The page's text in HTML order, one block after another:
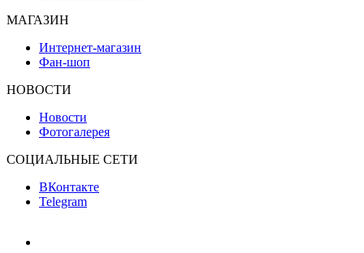
МАГАЗИН
Интернет-магазин
Фан-шоп
НОВОСТИ
Новости
Фотогалерея
СОЦИАЛЬНЫЕ СЕТИ
ВКонтакте
Telegram